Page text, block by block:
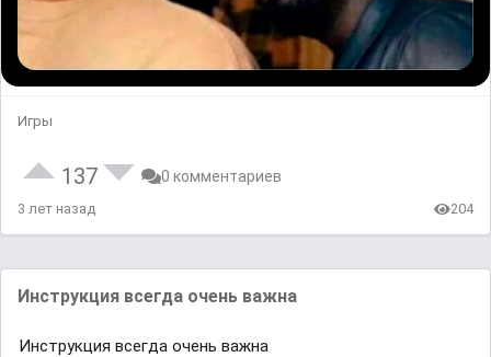
Игры
137 0 комментариев
3 лет назад 204
Инструкция всегда очень важна
Инструкция всегда очень важна